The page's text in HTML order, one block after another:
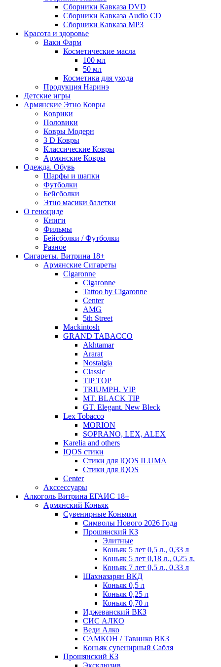
Сборники Кавказа DVD
Сборники Кавказа Audio CD
Сборники Кавказа MP3
Красота и здоровье
Ваки Фарм
Косметические масла
100 мл
50 мл
Косметика для ухода
Продукция Наринэ
Детские игры
Армянские Этно Ковры
Коврики
Половики
Ковры Модерн
3 D Ковры
Классические Ковры
Армянские Ковры
Одежда. Обувь
Шарфы и шапки
Футболки
Бейсболки
Этно масики балетки
О геноциде
Книги
Фильмы
Бейсболки / Футболки
Разное
Сигареты. Витрина 18+
Армянские Сигареты
Cigaronne
Cigaronne
Tattoo by Cigaronne
Center
AMG
5th Street
Mackintosh
GRAND TABACCO
Akhtamar
Ararat
Nostalgia
Classic
TIP TOP
TRIUMPH. VIP
MT. BLACK TIP
GT. Elegant. New Bleck
Lex Tobacco
MORION
SOPRANO, LEX, ALEX
Karelia and others
IQOS стики
Стики для IQOS ILUMA
Стики для IQOS
Сenter
Акссессуары
Алкоголь Витрина ЕГАИС 18+
Армянский Коньяк
Сувенирные Коньяки
Символы Нового 2026 Года
Прошянский КЗ
Элитные
Коньяк 5 лет 0,5 л., 0,33 л
Коньяк 5 лет 0,18 л., 0,25 л.
Коньяк 7 лет 0,5 л., 0,33 л
Шахназарян ВКД
Коньяк 0,5 л
Коньяк 0,25 л
Коньяк 0,70 л
Иджеванский ВКЗ
СИС АЛКО
Веди Алко
САМКОН / Тавинко ВКЗ
Коньяк сувенирный Сабля
Прошянский КЗ
Эксклюзив